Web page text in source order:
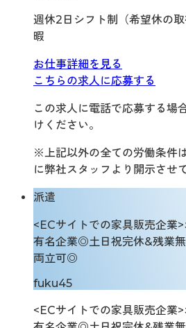
週休2日シフト制（希望休の
暇
お仕事詳細を見る
こちらの求人に応募する
この求人に電話で応募する場
けください。
※上記以外の全ての労働条件
に弊社スタッフより開示させ
派遣
<ECサイトでの家具販売企業
有名企業◎土日祝完休&残業
両立可◎
fuku45
<ECサイトでの家具販売企業